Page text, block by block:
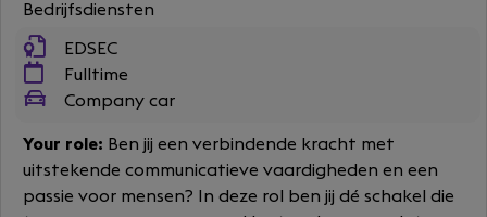
Bedrijfsdiensten
EDSEC
Fulltime
Company car
Your role: Ben jij een verbindende kracht met
uitstekende communicatieve vaardigheden en een
passie voor mensen? In deze rol ben jij dé schakel die